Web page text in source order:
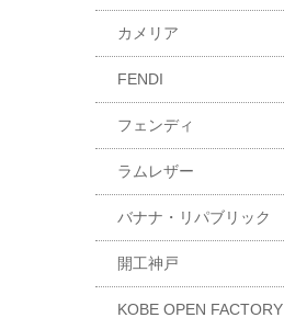
カメリア
FENDI
フェンディ
ラムレザー
バナナ・リパブリック
開工神戸
KOBE OPEN FACTORY